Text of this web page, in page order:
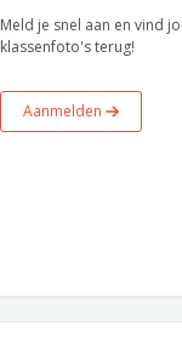
Meld je snel aan en vind
klassenfoto's terug!
Aanmelden